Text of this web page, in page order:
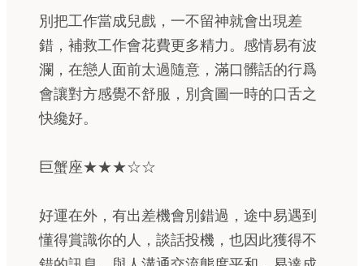
別把工作當成兒戲，一不留神就會出現差
錯，補救工作會花費更多精力。感情易有波
瀾，在戀人面前太過隨意，滿口髒話的行爲
會讓對方感覺不舒服，別貪圖一時的口舌之
快纔好。
巨蟹座★★★☆☆
好運在外，有出差機會別錯過，途中易遇到
懂得賞識你的人，談話投機，也因此獲得不